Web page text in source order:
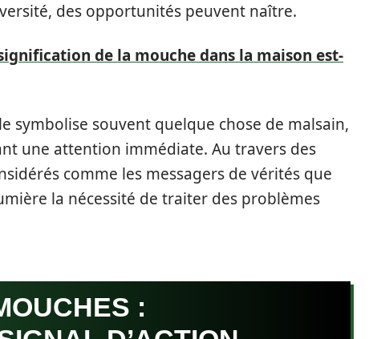
des opportunités peuvent naître.
de la mouche dans la maison est-
symbolise souvent quelque chose de malsain,
une attention immédiate. Au travers des
comme les messagers de vérités que
la nécessité de traiter des problèmes
: